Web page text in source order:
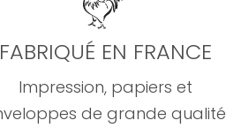
FABRIQUÉ EN FRANCE
Impression, papiers et
de grande qualité